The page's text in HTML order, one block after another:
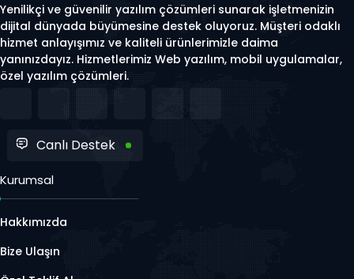
Yenilikçi ve güvenilir yazılım çözümleri sunarak işletmenizin
dijital dünyada büyümesine destek oluyoruz. Müşteri odaklı
hizmet anlayışımız ve kaliteli ürünlerimizle daima
yanınızdayız. Hizmetlerimiz Web yazılım, mobil uygulamalar,
özel yazılım çözümleri.
Canlı Destek
Kurumsal
Hakkımızda
Bize Ulaşın